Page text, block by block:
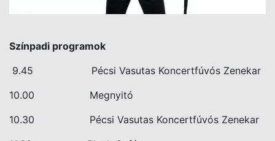
Színpadi programok
9.45 Pécsi Vasutas Koncertfúvós Zenekar
10.00 Megnyitó
10.30 Pécsi Vasutas Koncertfúvós Zenekar